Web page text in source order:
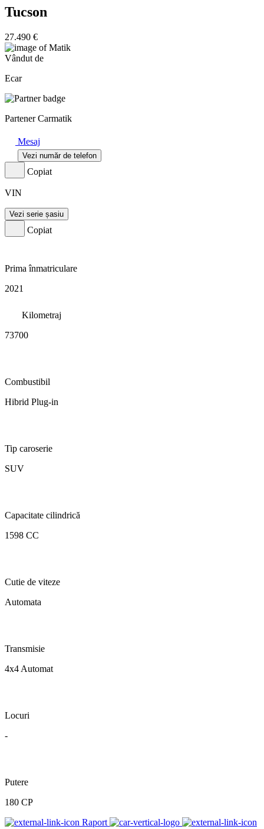
Tucson
27.490 €
Vândut de
Ecar
Partener Carmatik
Mesaj
Vezi număr de telefon
Copiat
VIN
Vezi serie șasiu
Copiat
Prima înmatriculare
2021
Kilometraj
73700
Combustibil
Hibrid Plug-in
Tip caroserie
SUV
Capacitate cilindrică
1598 CC
Cutie de viteze
Automata
Transmisie
4x4 Automat
Locuri
-
Putere
180 CP
Raport